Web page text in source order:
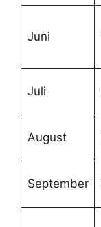
Juni
Juli
August
September